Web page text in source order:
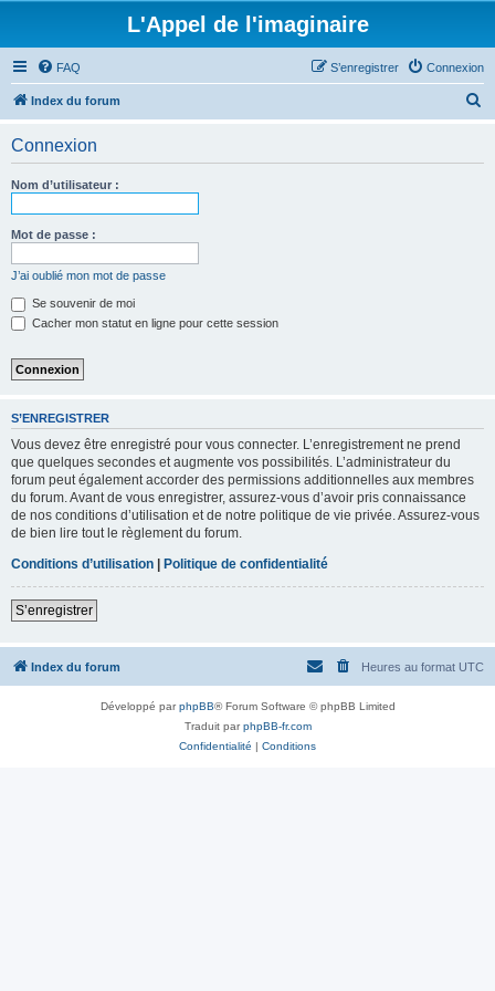
L'Appel de l'imaginaire
FAQ Connexion
S’enregistrer
Index du forum
Connexion
Nom d’utilisateur :
Mot de passe :
J’ai oublié mon mot de passe
Se souvenir de moi
Cacher mon statut en ligne pour cette session
S’ENREGISTRER
Vous devez être enregistré pour vous connecter. L’enregistrement ne prend
que quelques secondes et augmente vos possibilités. L’administrateur du
forum peut également accorder des permissions additionnelles aux membres
du forum. Avant de vous enregistrer, assurez-vous d’avoir pris connaissance
de nos conditions d’utilisation et de notre politique de vie privée. Assurez-vous
de bien lire tout le règlement du forum.
Conditions d’utilisation | Politique de confidentialité
S’enregistrer
Index du forum Heures au format UTC
Développé parphpBB® Forum Software © phpBB Limited
Traduit parphpBB-fr.com
Confidentialité | Conditions